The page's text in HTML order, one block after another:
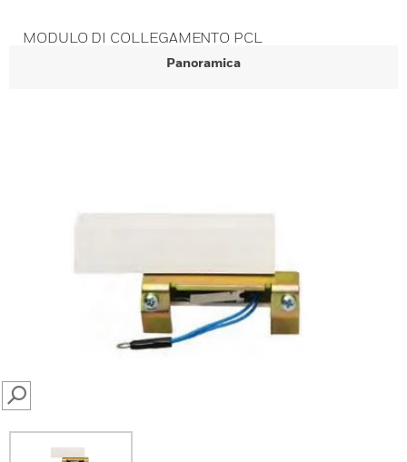
MODULO DI COLLEGAMENTO PCL
Panoramica
SEARCH